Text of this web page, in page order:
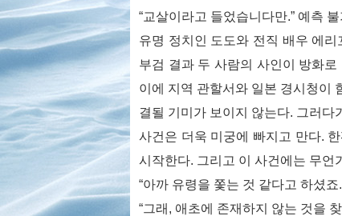
“교살이라고 들었습니다만.” 예측
유명 정치인 도도와 전직 배우 에
부검 결과 두 사람의 사인이 방화
이에 지역 관할서와 일본 경시청이
결될 기미가 보이지 않는다. 그러다
사건은 더욱 미궁에 빠지고 만다.
시작한다. 그리고 이 사건에는 무언
“아까 유령을 쫓는 것 같다고 하셨
“그래, 애초에 존재하지 않는 것을